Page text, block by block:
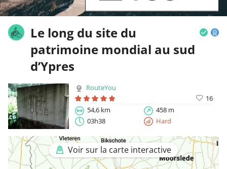
Le long du site du
patrimoine mondial au sud
d’Ypres
RouteYou
16
54,6 km
458 m
03h38
Hard
Voir sur la carte interactive